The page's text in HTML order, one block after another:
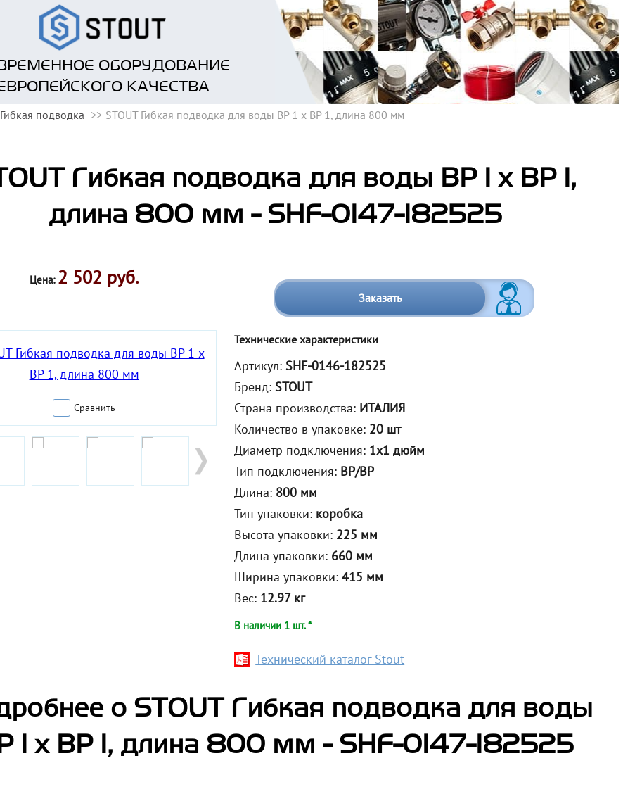
ОБОРУДОВАНИЕ
КАЧЕСТВА
Гибкая подводка STOUT Гибкая подводка для воды ВР 1 х ВР 1, длина 800 мм
Гибкая подводка для воды ВР 1 х ВР 1,
длина 800 мм - SHF-0147-182525
Цена: 2 502 руб.
Заказать
Сравнить
Технические характеристики
Артикул: SHF-0146-182525
Бренд: STOUT
Страна производства: ИТАЛИЯ
Количество в упаковке: 20 шт
Диаметр подключения: 1х1 дюйм
Тип подключения: ВР/ВР
Длина: 800 мм
Тип упаковки: коробка
Высота упаковки: 225 мм
Длина упаковки: 660 мм
Ширина упаковки:415 мм
Вес: 12.97 кг
В наличии 1 шт. *
Технический каталог Stout
о STOUT Гибкая подводка для воды
1 х ВР 1, длина 800 мм - SHF-0147-182525